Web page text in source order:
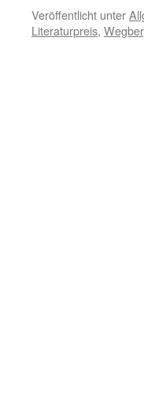
Veröffentlicht unter
Literaturpreis,